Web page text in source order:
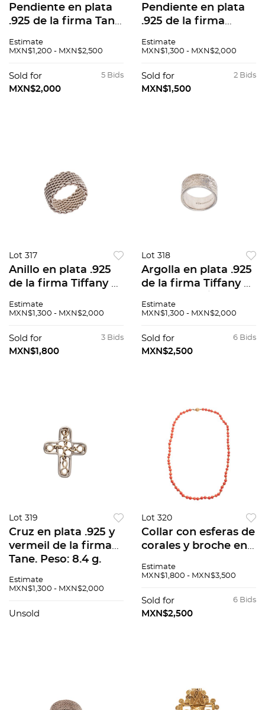
Pendiente en plata
.925 de la firma Tane
Peso: 8.8 g.
Estimate
MXN$1,200 - MXN$2,500
5 Bids
Sold for
MXN$2,000
Pendiente en plata
.925 de la firma
6.0 g.
Estimate
MXN$1,300 - MXN$2,000
2 Bids
Sold for
MXN$1,500
Lot 317
Anillo en plata .925
de la firma Tiffany &
articulado. Talla: 7.
Estimate
MXN$1,300 - MXN$2,000
3 Bids
Sold for
MXN$1,800
Lot 318
Argolla en plata .925
de la firma Tiffany &
9.2 g.
Estimate
MXN$1,300 - MXN$2,000
6 Bids
Sold for
MXN$2,500
Lot 319
Cruz en plata .925 y
vermeil de la firma
Tane. Peso: 8.4 g.
Estimate
MXN$1,300 - MXN$2,000
Unsold
Lot 320
Collar con esferas de
corales y broche en
Peso 21.7.
Estimate
MXN$1,800 - MXN$3,500
6 Bids
Sold for
MXN$2,500